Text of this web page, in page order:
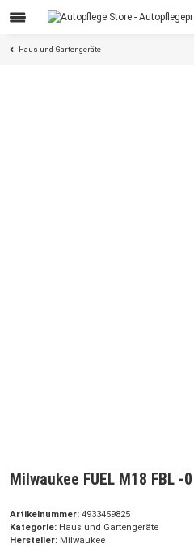
Haus und Gartengeräte
Milwaukee FUEL M18 FBL -
Artikelnummer: 4933459825
Kategorie: Haus und Gartengeräte
Hersteller: Milwaukee